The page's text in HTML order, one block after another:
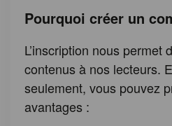
Pourquoi créer un
L’inscription nous permet
contenus à nos lecteurs.
seulement, vous pouvez
avantages :